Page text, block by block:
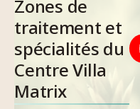
Zones de
traitement et
spécialités du
Centre Villa
Matrix